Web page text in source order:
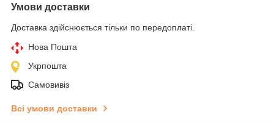
Умови доставки
Доставка здійснюється тільки по передоплаті.
Нова Пошта
Укрпошта
Самовивіз
Всі умови доставки